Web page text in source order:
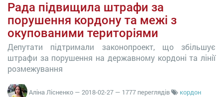
Рада підвищила штрафи за
порушення кордону та межі з
окупованими територіями
Депутати підтримали законопроект, що збільшує
штрафи за порушення на державному кордоні та лінії
розмежування
Аліна Лісненко — 2018-02-27 — 1777 переглядів
кордон